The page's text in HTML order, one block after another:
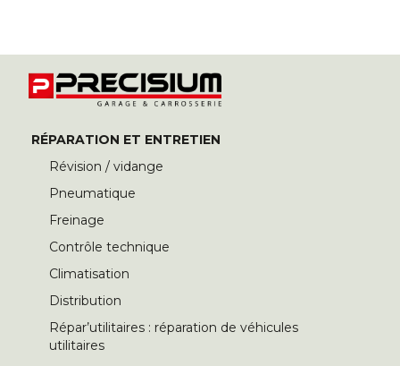
RÉPARATION ET ENTRETIEN
Révision / vidange
Pneumatique
Freinage
Contrôle technique
Climatisation
Distribution
Répar’utilitaires : réparation de véhicules
utilitaires